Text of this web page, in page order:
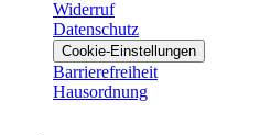
Widerruf
Datenschutz
Cookie-Einstellungen
Barrierefreiheit
Hausordnung